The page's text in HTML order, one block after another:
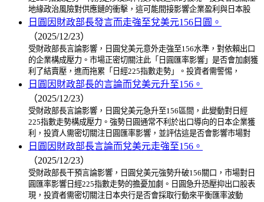
地緣政治風險對供應鏈的衝擊，這可能間接影響企業盈利與日本股
日圓因財政部長發言而走強至兌美元156日圓。
（2025/12/23）
受財政部長言論影響，日圓兌美元意外走強至156水準，對依賴出口
的企業構成壓力。市場正密切關注此「日圓匯率影響」是否會加劇獲
利了結賣壓，進而拖累「日經225指數走勢」。投資者需警惕，
日圓因財政部長的言論而兌美元升至156。
（2025/12/23）
受財政部長言論影響，日圓兌美元急升至156區間，此變動對日經
225指數走勢構成壓力。強勢日圓通常不利於出口導向的日本企業獲
利，投資人需密切關注日圓匯率影響，並評估這是否會影響市場對
日圓因財政部長言論而兌美元走強至156。
（2025/12/23）
受財政部長干預言論影響，日圓兌美元強勢升破156關口，市場對日
圓匯率影響日經225指數走勢的擔憂加劇。日圓急升恐壓抑出口股表
現，投資者需密切關注日本央行是否會採取行動來平衡匯率波動